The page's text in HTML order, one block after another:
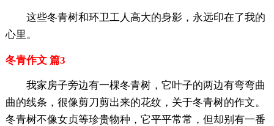
这些冬青树和环卫工人高大的身影，永远印在了我的
心里。
冬青作文 篇3
我家房子旁边有一棵冬青树，它叶子的两边有弯弯曲
曲的线条，很像剪刀剪出来的花纹，关于冬青树的作文。
冬青树不像女贞等珍贵物种，它平平常常，但却别有一番